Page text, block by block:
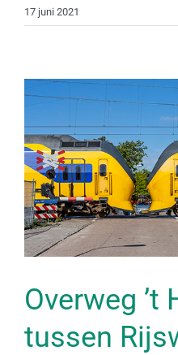
17 juni 2021
Overweg ’t
tussen